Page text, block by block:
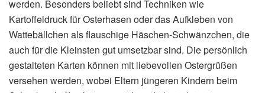
werden. Besonders beliebt sind Techniken wie
Kartoffeldruck für Osterhasen oder das Aufkleben von
Wattebällchen als flauschige Häschen-Schwänzchen, die
auch für die Kleinsten gut umsetzbar sind. Die persönlich
gestalteten Karten können mit liebevollen Ostergrüßen
versehen werden, wobei Eltern jüngeren Kindern beim